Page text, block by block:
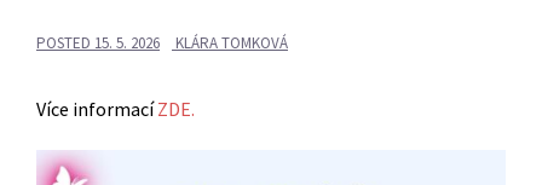
POSTED 15. 5. 2026 KLÁRA TOMKOVÁ
Více informacíZDE.